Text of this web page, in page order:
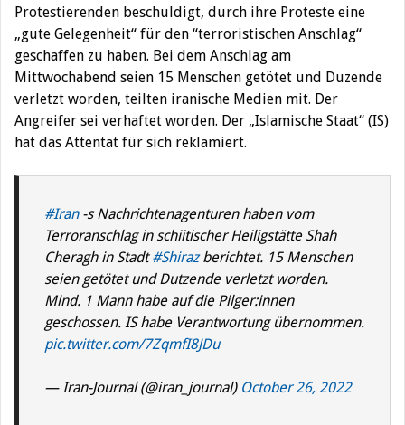
Protestierenden beschuldigt, durch ihre Proteste eine
„gute Gelegenheit“ für den “terroristischen Anschlag“
geschaffen zu haben. Bei dem Anschlag am
Mittwochabend seien 15 Menschen getötet und Duzende
verletzt worden, teilten iranische Medien mit. Der
Angreifer sei verhaftet worden. Der „Islamische Staat“ (IS)
hat das Attentat für sich reklamiert.
#Iran-s Nachrichtenagenturen haben vom
Terroranschlag in schiitischer Heiligstätte Shah
Cheragh in Stadt#Shirazberichtet. 15 Menschen
seien getötet und Dutzende verletzt worden.
Mind. 1 Mann habe auf die Pilger:innen
geschossen. IS habe Verantwortung übernommen.
pic.twitter.com/7ZqmfI8JDu
— Iran-Journal (@iran_journal) October 26, 2022